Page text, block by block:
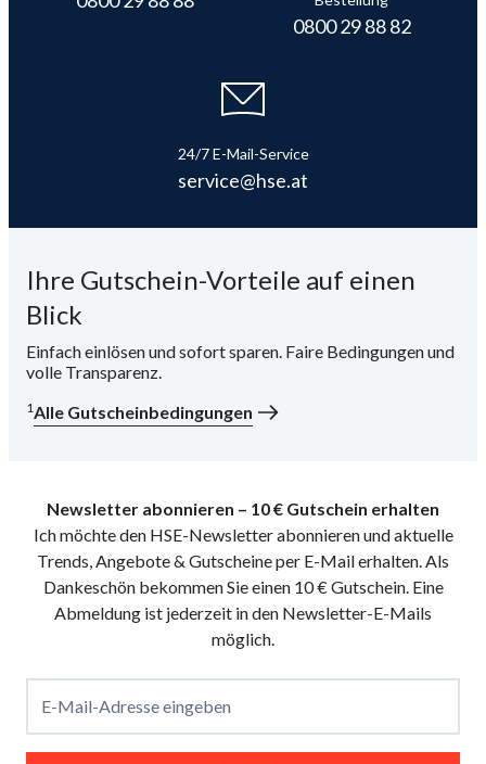
0800 29 88 82
24/7 E-Mail-Service
service@hse.at
Ihre Gutschein-Vorteile auf einen
Blick
Einfach einlösen und sofort sparen. Faire Bedingungen und
volle Transparenz.
1Alle Gutscheinbedingungen
Newsletter abonnieren – 10 € Gutschein erhalten
Ich möchte den HSE-Newsletter abonnieren und aktuelle
Trends, Angebote & Gutscheine per E-Mail erhalten. Als
Dankeschön bekommen Sie einen 10 € Gutschein. Eine
Abmeldung ist jederzeit in den Newsletter-E-Mails
möglich.
E-Mail-Adresse eingeben